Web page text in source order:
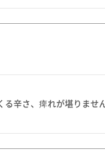
辛さ、痺れが堪りませ